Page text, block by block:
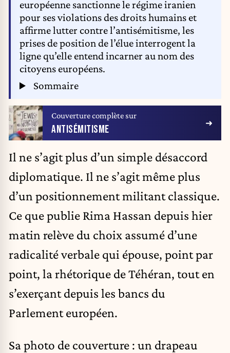
européenne sanctionne le régime iranien
pour ses violations des droits humains et
affirme lutter contre l’antisémitisme, les
prises de position de l’élue interrogent la
ligne qu’elle entend incarner au nom des
citoyens européens.
Sommaire
Couverture complète sur
ANTISÉMITISME
Il ne s’agit plus d’un simple désaccord
diplomatique. Il ne s’agit même plus
d’un positionnement militant classique.
Ce que publie Rima Hassan depuis hier
matin relève du choix assumé d’une
radicalité verbale qui épouse, point par
point, la rhétorique de Téhéran, tout en
s’exerçant depuis les bancs du
Parlement européen.
Sa photo de couverture : un drapeau